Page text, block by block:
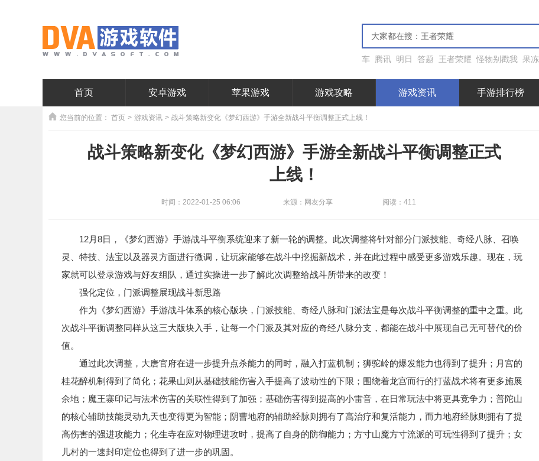
车 腾讯 明日 答题 王者荣耀 怪物别戳我 果冻
首页 安卓游戏 苹果游戏 游戏攻略 游戏资讯 手游排行榜
您当前的位置： 首页 > 游戏资讯 > 战斗策略新变化《梦幻西游》手游全新战斗平衡调整正式上线！
战斗策略新变化《梦幻西游》手游全新战斗平衡调整正式
上线！
时间：2022-01-25 06:06 来源：网友分享 阅读：411
12月8日，《梦幻西游》手游战斗平衡系统迎来了新一轮的调整。此次调整将针对部分门派技能、奇经八脉、召唤
灵、特技、法宝以及器灵方面进行微调，让玩家能够在战斗中挖掘新战术，并在此过程中感受更多游戏乐趣。现在，玩
家就可以登录游戏与好友组队，通过实操进一步了解此次调整给战斗所带来的改变！
强化定位，门派调整展现战斗新思路
作为《梦幻西游》手游战斗体系的核心版块，门派技能、奇经八脉和门派法宝是每次战斗平衡调整的重中之重。此
次战斗平衡调整同样从这三大版块入手，让每一个门派及其对应的奇经八脉分支，都能在战斗中展现自己无可替代的价
值。
通过此次调整，大唐官府在进一步提升点杀能力的同时，融入打蓝机制；狮驼岭的爆发能力也得到了提升；月宫的
桂花醉机制得到了简化；花果山则从基础技能伤害入手提高了波动性的下限；围绕着龙宫而行的打蓝战术将有更多施展
余地；魔王寨印记与法术伤害的关联性得到了加强；基础伤害得到提高的小雷音，在日常玩法中将更具竞争力；普陀山
的核心辅助技能灵动九天也变得更为智能；阴曹地府的辅助经脉则拥有了高治疗和复活能力，而力地府经脉则拥有了提
高伤害的强进攻能力；化生寺在应对物理进攻时，提高了自身的防御能力；方寸山魔方寸流派的可玩性得到了提升；女
儿村的一速封印定位也得到了进一步的巩固。